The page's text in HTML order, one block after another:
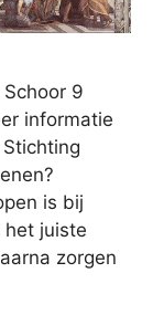
9
informatie
is bij
het juiste
zorgen